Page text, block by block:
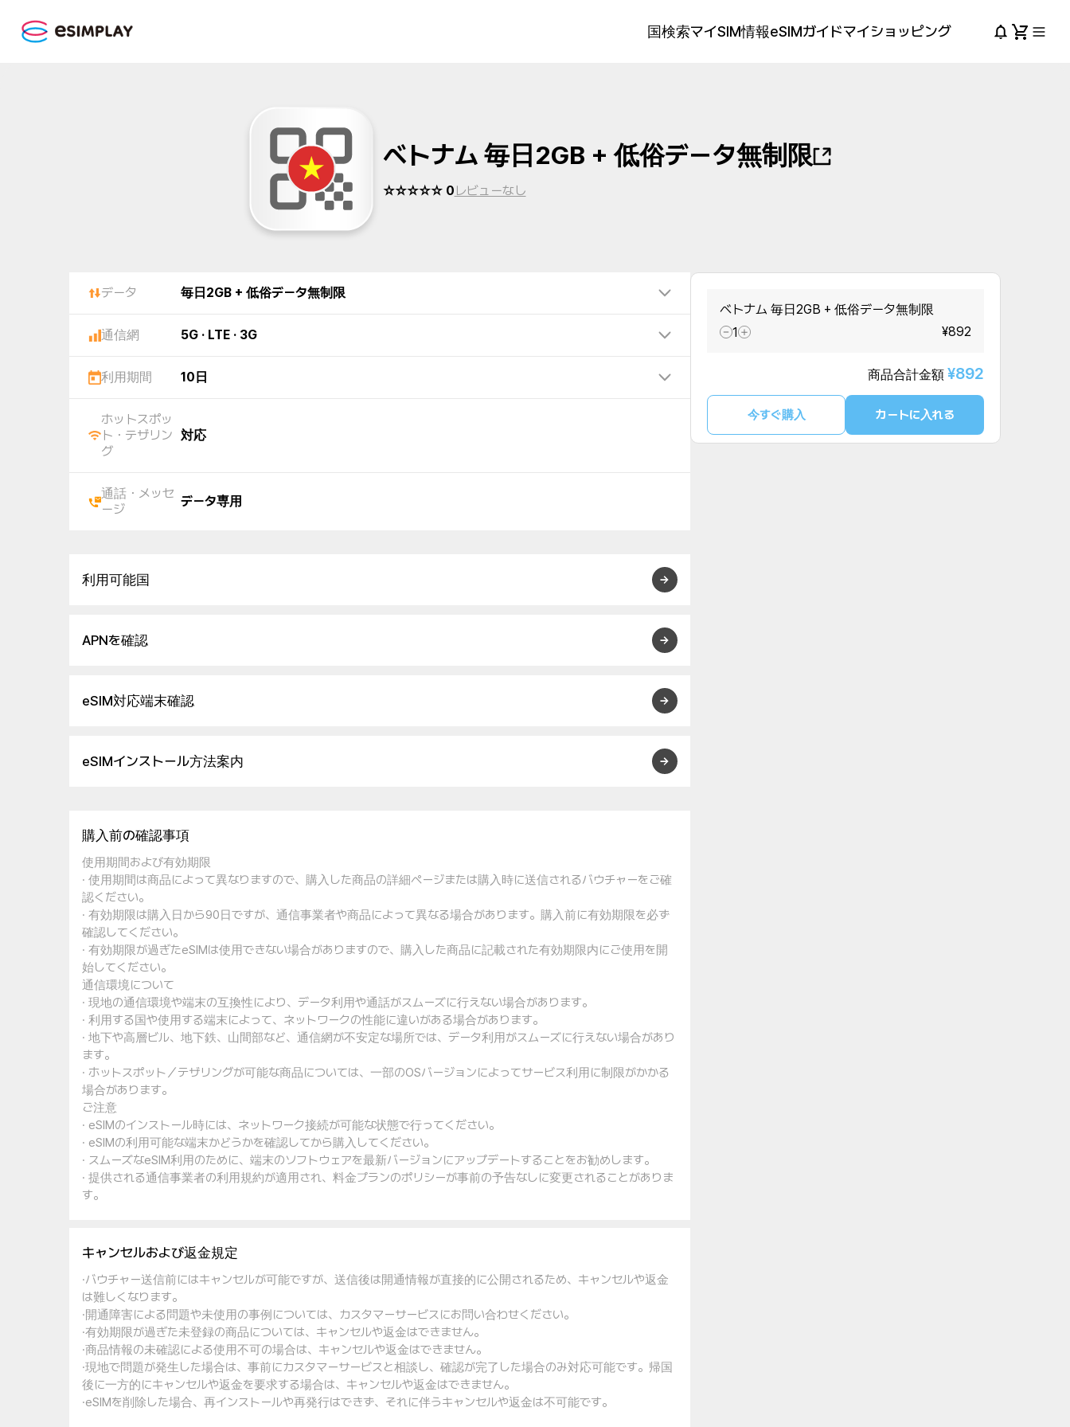
国検索マイSIM情報eSIMガイドマイショッピング
ベトナム 毎日2GB + 低俗データ無制限
☆☆☆☆☆ 0 レビューなし
データ 毎日2GB + 低俗データ無制限
通信網 5G · LTE · 3G
利用期間 10日
ホットスポッ
ト・テザリン
グ
対応
通話・メッセ
ージ
データ専用
利用可能国
APNを確認
eSIM対応端末確認
eSIMインストール方法案内
購入前の確認事項
使用期間および有効期限
· 使用期間は商品によって異なりますので、購入した商品の詳細ページまたは購入時に送信されるバウチャーをご確
認ください。
· 有効期限は購入日から90日ですが、通信事業者や商品によって異なる場合があります。購入前に有効期限を必ず
確認してください。
· 有効期限が過ぎたeSIMは使用できない場合がありますので、購入した商品に記載された有効期限内にご使用を開
始してください。
通信環境について
· 現地の通信環境や端末の互換性により、データ利用や通話がスムーズに行えない場合があります。
· 利用する国や使用する端末によって、ネットワークの性能に違いがある場合があります。
· 地下や高層ビル、地下鉄、山間部など、通信網が不安定な場所では、データ利用がスムーズに行えない場合があり
ます。
· ホットスポット／テザリングが可能な商品については、一部のOSバージョンによってサービス利用に制限がかかる
場合があります。
ご注意
· eSIMのインストール時には、ネットワーク接続が可能な状態で行ってください。
· eSIMの利用可能な端末かどうかを確認してから購入してください。
· スムーズなeSIM利用のために、端末のソフトウェアを最新バージョンにアップデートすることをお勧めします。
· 提供される通信事業者の利用規約が適用され、料金プランのポリシーが事前の予告なしに変更されることがありま
す。
キャンセルおよび返金規定
·バウチャー送信前にはキャンセルが可能ですが、送信後は開通情報が直接的に公開されるため、キャンセルや返金
は難しくなります。
·開通障害による問題や未使用の事例については、カスタマーサービスにお問い合わせください。
·有効期限が過ぎた未登録の商品については、キャンセルや返金はできません。
·商品情報の未確認による使用不可の場合は、キャンセルや返金はできません。
·現地で問題が発生した場合は、事前にカスタマーサービスと相談し、確認が完了した場合のみ対応可能です。帰国
後に一方的にキャンセルや返金を要求する場合は、キャンセルや返金はできません。
·eSIMを削除した場合、再インストールや再発行はできず、それに伴うキャンセルや返金は不可能です。
ベトナム 毎日2GB + 低俗データ無制限
1
¥892
商品合計金額 ¥892
今すぐ購入 カートに入れる